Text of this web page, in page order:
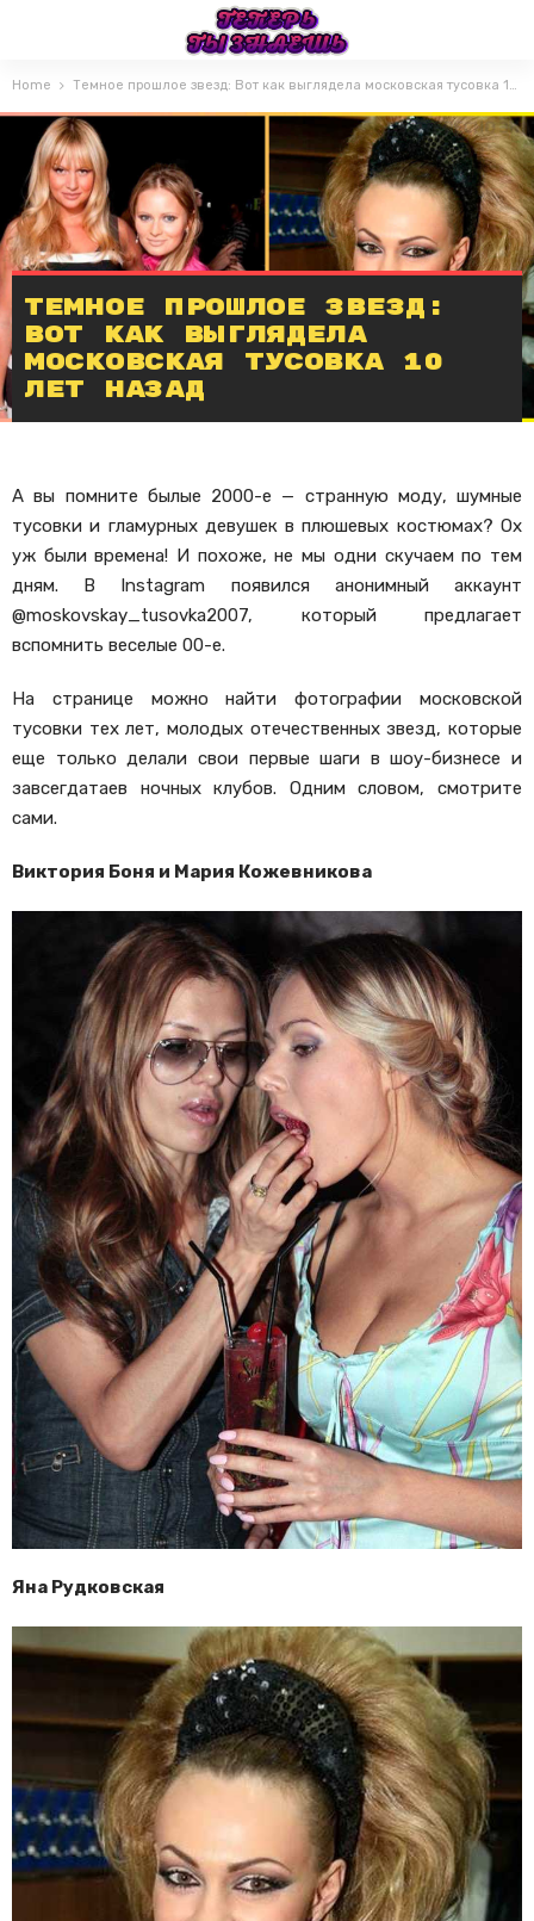
Home Темное прошлое звезд: Вот как выглядела московская тусовка 10 лет назад
Темное прошлое звезд:
Вот как выглядела
московская тусовка 10
лет назад
А вы помните былые 2000-е — странную моду, шумные
тусовки и гламурных девушек в плюшевых костюмах? Ох
уж были времена! И похоже, не мы одни скучаем по тем
дням. В Instagram появился анонимный аккаунт
@moskovskay_tusovka2007, который предлагает
вспомнить веселые 00-е.
На странице можно найти фотографии московской
тусовки тех лет, молодых отечественных звезд, которые
еще только делали свои первые шаги в шоу-бизнесе и
завсегдатаев ночных клубов. Одним словом, смотрите
сами.
Виктория Боня и Мария Кожевникова
Яна Рудковская